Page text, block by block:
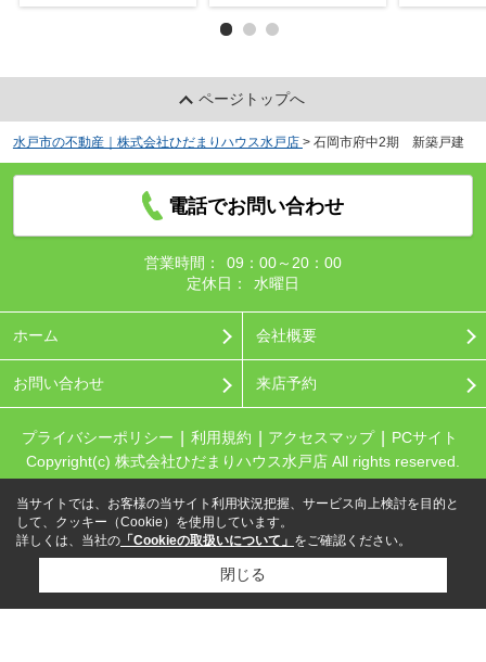
ページトップへ
水戸市の不動産｜株式会社ひだまりハウス水戸店 > 石岡市府中2期 新築戸建
電話でお問い合わせ
営業時間：
09：00～20：00
定休日：
水曜日
ホーム 会社概要
お問い合わせ 来店予約
プライバシーポリシー 利用規約 アクセスマップ
PCサイト
Copyright(c) 株式会社ひだまりハウス水戸店 All rights reserved.
当サイトでは、お客様の当サイト利用状況把握、サービス向上検討を目的と
して、クッキー（Cookie）を使用しています。
詳しくは、当社の 「Cookieの取扱いについて」 をご確認ください。
閉じる